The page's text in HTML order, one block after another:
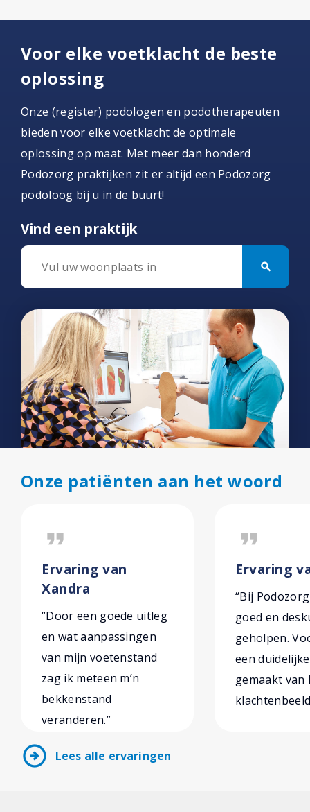
Voor elke voetklacht de beste
oplossing
Onze (register) podologen en podotherapeuten
bieden voor elke voetklacht de optimale
oplossing op maat. Met meer dan honderd
Podozorg praktijken zit er altijd een Podozorg
podoloog bij u in de buurt!
Vind een praktijk
search
Onze patiënten aan het woord
format_quote
Ervaring van
Xandra
“Door een goede uitleg
en wat aanpassingen
van mijn voetenstand
zag ik meteen m’n
bekkenstand
veranderen.”
format_quote
Ervaring
“Bij
goed en
geholpen.
een
gemaakt van
arrow_circle_right Lees alle ervaringen